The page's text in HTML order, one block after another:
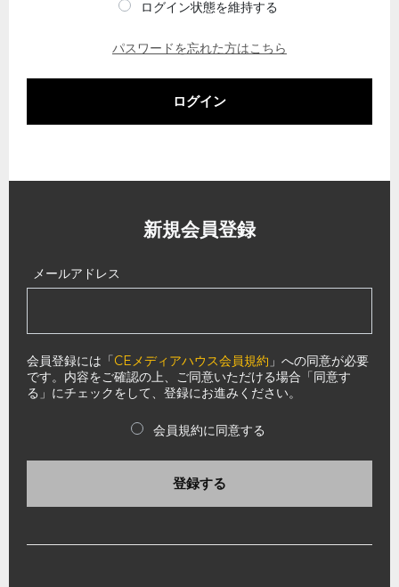
ログイン状態を維持する
パスワードを忘れた方はこちら
ログイン
新規会員登録
メールアドレス
会員登録には「CEメディアハウス会員規約 」への同意が必要
です。内容をご確認の上、ご同意いただける場合「同意す
る」にチェックをして、登録にお進みください。
会員規約に同意する
登録する